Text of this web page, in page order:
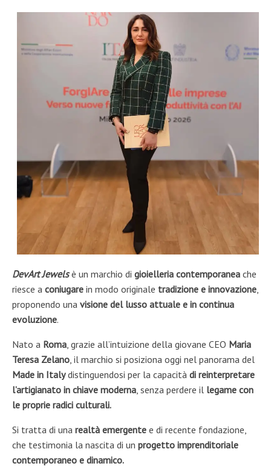
DevArt Jewelsè un marchio di gioielleria contemporanea che
riesce a coniugare in modo originale tradizione e innovazione,
proponendo una visione del lusso attuale e in continua
evoluzione.
Nato a Roma, grazie all’intuizione della giovane CEO Maria
Teresa Zelano, il marchio si posiziona oggi nel panorama del
Made in Italydistinguendosi per la capacità di reinterpretare
l’artigianato in chiave moderna, senza perdere il legame con
le proprie radici culturali.
Si tratta di una realtà emergente e di recente fondazione,
che testimonia la nascita di un progetto imprenditoriale
contemporaneo e dinamico.